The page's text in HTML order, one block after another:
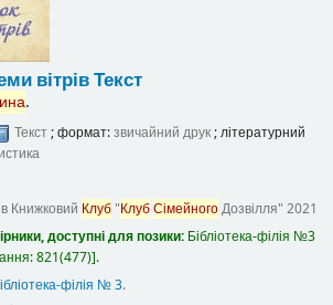
вітрівТекст
.
Текст; формат:звичайний друк; літературний
Книжковий Клуб"КлубСімейногоДозвілля" 2021
доступні для позики: Бібліотека-філія №3
821(477) .
філія № 3.